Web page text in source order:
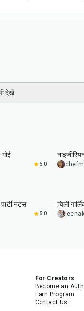
देखें
मोई
5.0
नट्स
5.0
चिली
For Creators
Become an
Earn Program
Contact Us